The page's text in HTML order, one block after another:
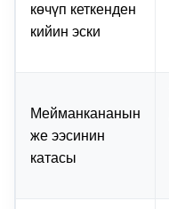
көчүп кеткенден
кийин эски
Мейманкананын
же ээсинин
катасы